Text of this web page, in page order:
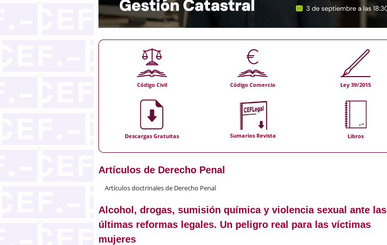
Código Civil Código Comercio Ley 39/2015
Descargas Gratuitas Sumarios Revista Libros
Artículos de Derecho Penal
Artículos doctrinales de Derecho Penal
Alcohol, drogas, sumisión química y violencia sexual ante las
últimas reformas legales. Un peligro real para las víctimas
mujeres